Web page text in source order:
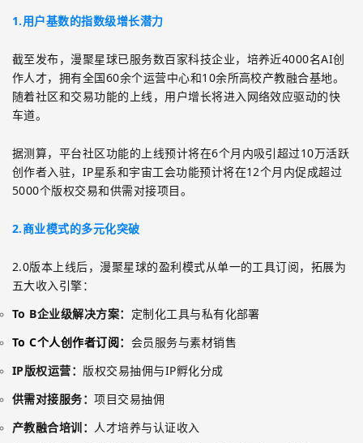
1.用户基数的指数级增长潜力
截至发布，漫聚星球已服务数百家科技企业，培养近4000名AI创
作人才，拥有全国60余个运营中心和10余所高校产教融合基地。
随着社区和交易功能的上线，用户增长将进入网络效应驱动的快
车道。
据测算，平台社区功能的上线预计将在6个月内吸引超过10万活跃
创作者入驻， IP星系和宇宙工会功能预计将在12个月内促成超过
5000个版权交易和供需对接项目。
2.商业模式的多元化突破
2.0版本上线后，漫聚星球的盈利模式从单一的工具订阅，拓展为
五大收入引擎：
To B企业级解决方案： 定制化工具与私有化部署
ToC个人创作者订阅： 会员服务与素材销售
IP版权运营： 版权交易抽佣与IP孵化分成
供需对接服务：项目交易抽佣
产教融合培训： 人才培养与认证收入